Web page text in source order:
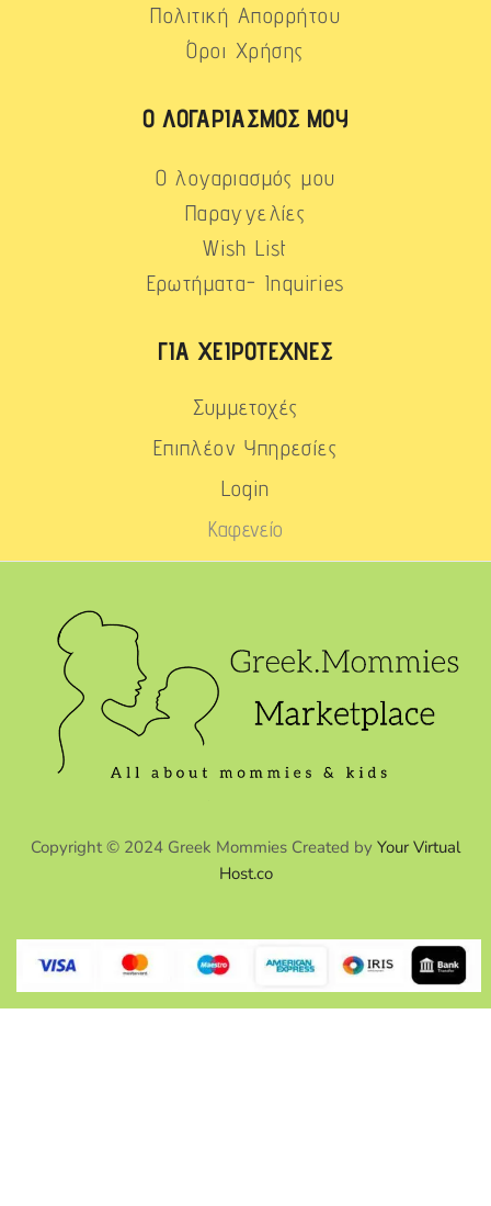
Πολιτική Απορρήτου
Όροι Χρήσης
Ο ΛΟΓΑΡΙΑΣΜΌΣ ΜΟΥ
Ο λογαριασμός μου
Παραγγελίες
Wish List
Ερωτήματα- Inquiries
ΓΙΑ ΧΕΙΡΟΤΈΧΝΕΣ
Συμμετοχές
Επιπλέον Υπηρεσίες
Login
Καφενείο
Copyright © 2024 Greek Mommies Created by Your Virtual
Host.co